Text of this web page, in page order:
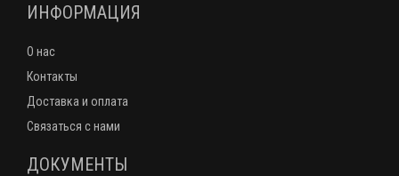
ИНФОРМАЦИЯ
О нас
Контакты
Доставка и оплата
Связаться с нами
ДОКУМЕНТЫ